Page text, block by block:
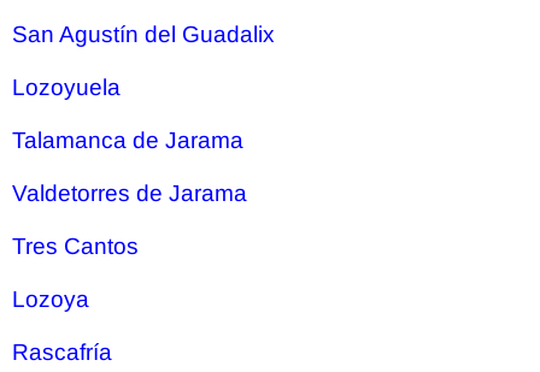
San Agustín del Guadalix
Lozoyuela
Talamanca de Jarama
Valdetorres de Jarama
Tres Cantos
Lozoya
Rascafría